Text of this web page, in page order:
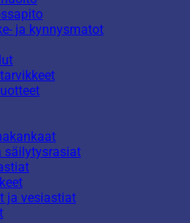
ja kynnysmatot
säilytysrasiat
ja vesiastiat